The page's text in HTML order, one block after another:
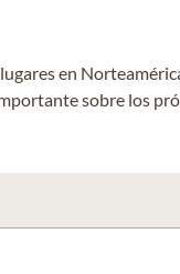
en
sobre los